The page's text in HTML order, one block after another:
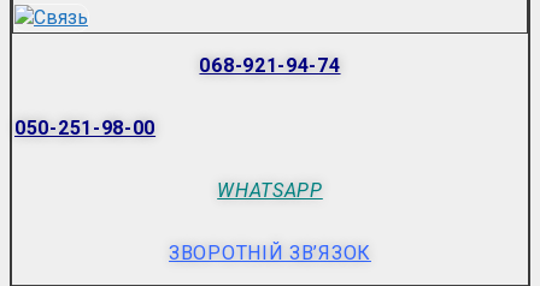
068-921-94-74
050-251-98-00
WHATSAPP
ЗВОРОТНІЙ ЗВ’ЯЗОК